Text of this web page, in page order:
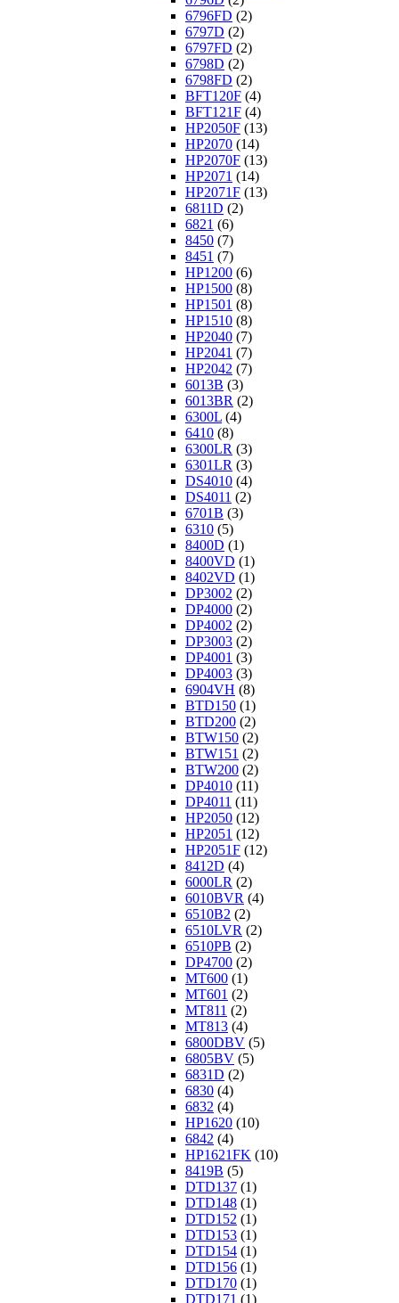
6796FD (2)
6797D (2)
6797FD (2)
6798D (2)
6798FD (2)
BFT120F (4)
BFT121F (4)
HP2050F (13)
HP2070 (14)
HP2070F (13)
HP2071 (14)
HP2071F (13)
6811D (2)
6821 (6)
8450 (7)
8451 (7)
HP1200 (6)
HP1500 (8)
HP1501 (8)
HP1510 (8)
HP2040 (7)
HP2041 (7)
HP2042 (7)
6013B (3)
6013BR (2)
6300L (4)
6410 (8)
6300LR (3)
6301LR (3)
DS4010 (4)
DS4011 (2)
6701B (3)
6310 (5)
8400D (1)
8400VD (1)
8402VD (1)
DP3002 (2)
DP4000 (2)
DP4002 (2)
DP3003 (2)
DP4001 (3)
DP4003 (3)
6904VH (8)
BTD150 (1)
BTD200 (2)
BTW150 (2)
BTW151 (2)
BTW200 (2)
DP4010 (11)
DP4011 (11)
HP2050 (12)
HP2051 (12)
HP2051F (12)
8412D (4)
6000LR (2)
6010BVR (4)
6510B2 (2)
6510LVR (2)
6510PB (2)
DP4700 (2)
MT600 (1)
MT601 (2)
MT811 (2)
MT813 (4)
6800DBV (5)
6805BV (5)
6831D (2)
6830 (4)
6832 (4)
HP1620 (10)
6842 (4)
HP1621FK (10)
8419B (5)
DTD137 (1)
DTD148 (1)
DTD152 (1)
DTD153 (1)
DTD154 (1)
DTD156 (1)
DTD170 (1)
DTD171 (1)